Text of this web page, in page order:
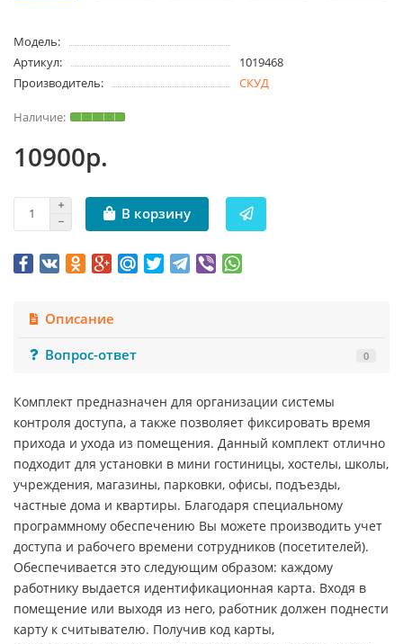
Модель:
Артикул:
1019468
Производитель:
СКУД
10900р.
В корзину
Описание
Вопрос-ответ
0
Комплект предназначен для организации системы
контроля доступа, а также позволяет фиксировать время
прихода и ухода из помещения. Данный комплект отлично
подходит для установки в мини гостиницы, хостелы, школы,
учреждения, магазины, парковки, офисы, подъезды,
частные дома и квартиры. Благодаря специальному
программному обеспечению Вы можете производить учет
доступа и рабочего времени сотрудников (посетителей).
Обеспечивается это следующим образом: каждому
работнику выдается идентификационная карта. Входя в
помещение или выходя из него, работник должен поднести
карту к считывателю. Получив код карты,